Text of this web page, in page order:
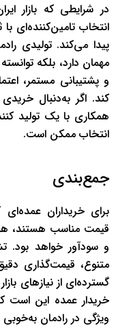
در شرایطی که بازار
انتخاب تامین‌کننده‌ای
پیدا می‌کند. تولیدی
مهمان دارد، بلکه
و پشتیبانی مستمر،
کند. اگر به‌دنبال
همکاری با یک تولید
انتخاب ممکن است.
جمع‌بندی
برای خریداران
قیمت مناسب هستند،
و سودآور خواهد بود.
متنوع، قیمت‌گذاری
گسترده‌ای از نیازهای
خریدار عمده این است
ویژگی در رادمان